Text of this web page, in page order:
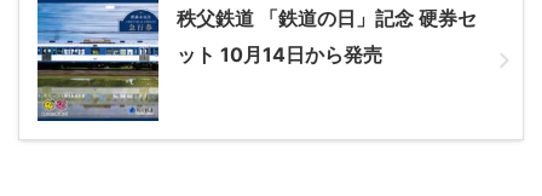
秩父鉄道 「鉄道の日」記念 硬券セ
ット 10月14日から発売